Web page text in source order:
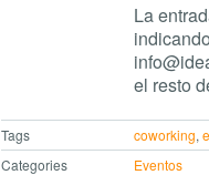
La
el resto
Tags coworking,
Categories
Eventos